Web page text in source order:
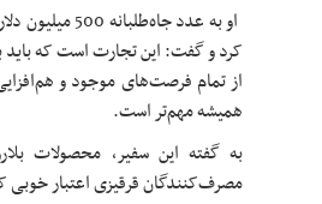
او به عدد
کرد و گفت: این تجارت است که باید
از تمام فرصت‌های موجود و
همیشه مهم‌تر است.
به گفته این سفیر، محصولات
مصرف‌کنندگان قرقیزی اعتبار